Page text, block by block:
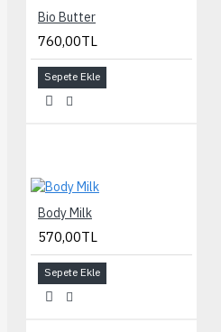
Bio Butter
760,00TL
Sepete Ekle
Body Milk
570,00TL
Sepete Ekle